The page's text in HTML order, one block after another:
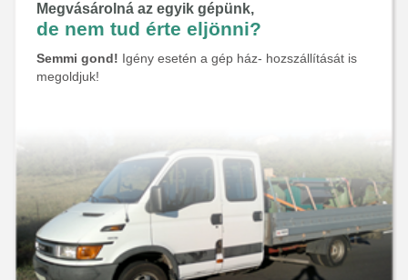
Megvásárolná az egyik gépünk,
de nem tud érte eljönni?
Semmi gond! Igény esetén a gép ház- hozszállítását is
megoldjuk!